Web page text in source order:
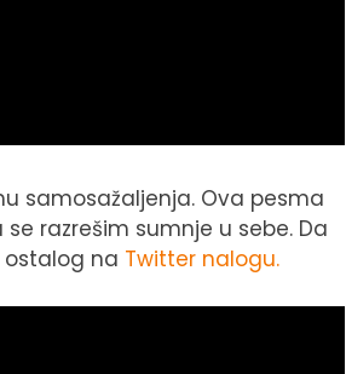
samosažaljenja. Ova pesma
razrešim sumnje u sebe. Da
ostalog na Twitter nalogu.